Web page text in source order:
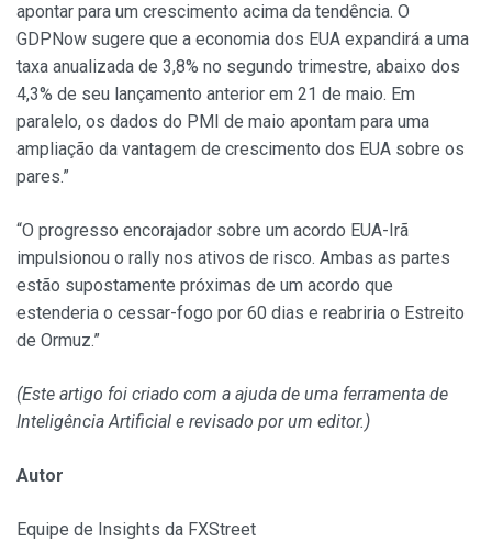
apontar para um crescimento acima da tendência. O
GDPNow sugere que a economia dos EUA expandirá a uma
taxa anualizada de 3,8% no segundo trimestre, abaixo dos
4,3% de seu lançamento anterior em 21 de maio. Em
paralelo, os dados do PMI de maio apontam para uma
ampliação da vantagem de crescimento dos EUA sobre os
pares.”
“O progresso encorajador sobre um acordo EUA-Irã
impulsionou o rally nos ativos de risco. Ambas as partes
estão supostamente próximas de um acordo que
estenderia o cessar-fogo por 60 dias e reabriria o Estreito
de Ormuz.”
(Este artigo foi criado com a ajuda de uma ferramenta de
Inteligência Artificial e revisado por um editor.)
Autor
Equipe de Insights da FXStreet